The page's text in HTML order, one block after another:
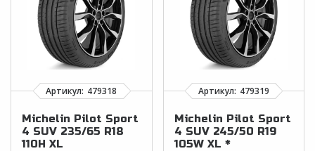
Michelin Pilot Sport
4 SUV 235/65 R18
110H XL
Michelin Pilot Sport
4 SUV 245/50 R19
105W XL *